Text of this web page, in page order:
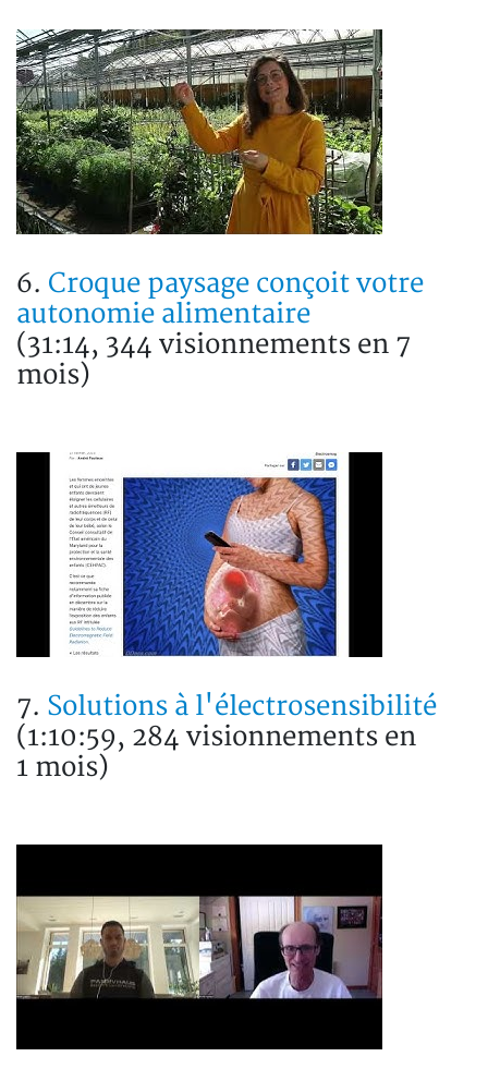
6. Croque paysage conçoit votre
autonomie alimentaire
(31:14, 344 visionnements en 7
mois)
7. Solutions à l'électrosensibilité
(1:10:59, 284 visionnements en
1 mois)